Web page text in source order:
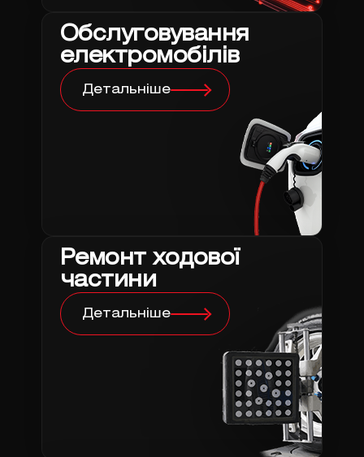
Обслуговування
електромобілів
Детальніше
Ремонт ходової
частини
Детальніше